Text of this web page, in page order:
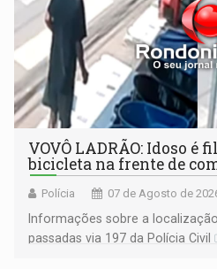
VOVÔ LADRÃO: Idoso é
bicicleta na frente de
Polícia 07 de Agosto de
Informações sobre a
passadas via 197 da Polícia Civil